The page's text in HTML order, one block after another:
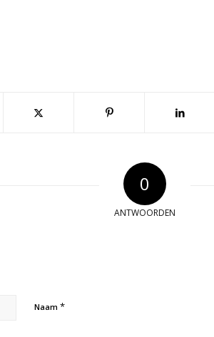
0
ANTWOORDEN
Naam *